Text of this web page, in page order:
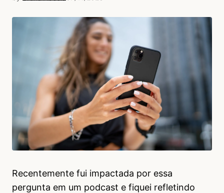
Recentemente fui impactada por essa
pergunta em um podcast e fiquei refletindo